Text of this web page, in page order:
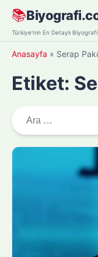
Skip
content
📚
Türkiye'nin En Detaylı
Anasayfa » Serap
Etiket:
r